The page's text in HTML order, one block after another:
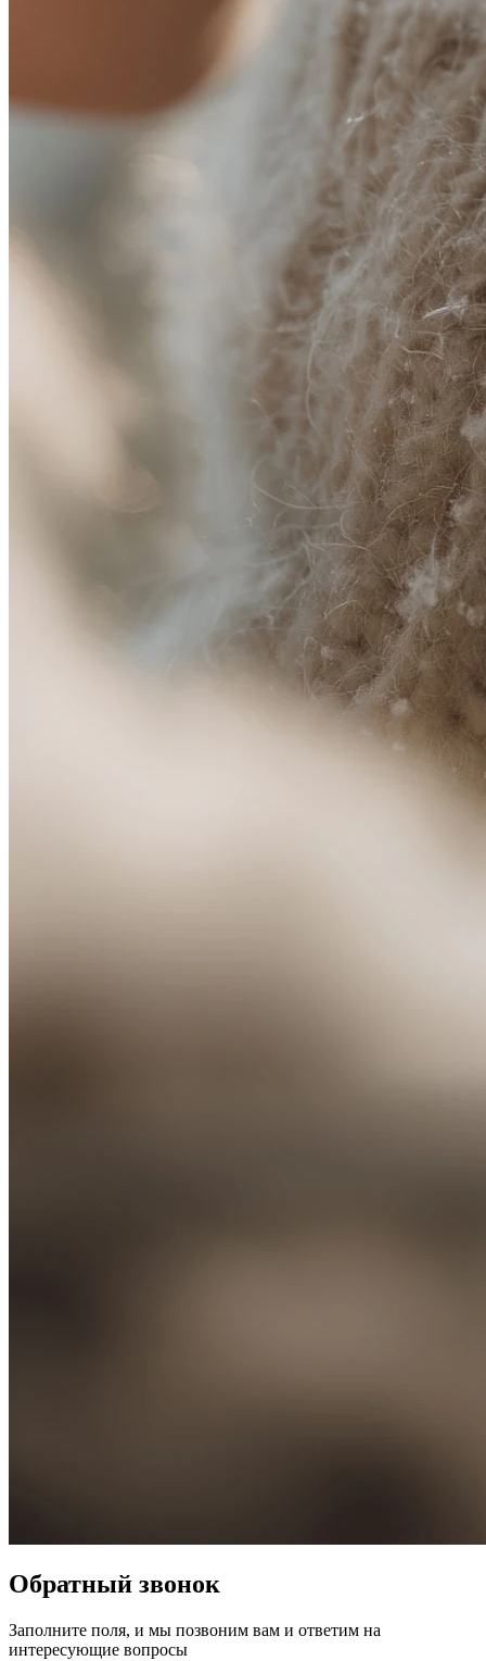
Обратный звонок
Заполните поля, и мы позвоним вам и ответим на
интересующие вопросы